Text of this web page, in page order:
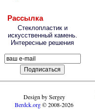
Рассылка
Стеклопластик и
искусственный камень.
Интересные решения
Design by Sergey
Berdck.org©2008-2026